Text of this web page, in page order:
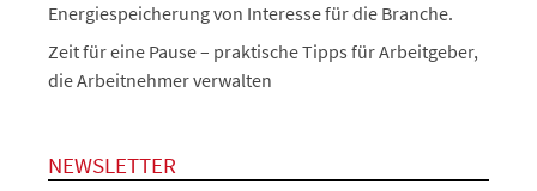
Energiespeicherung von Interesse für die Branche.
Zeit für eine Pause – praktische Tipps für Arbeitgeber,
die Arbeitnehmer verwalten
NEWSLETTER